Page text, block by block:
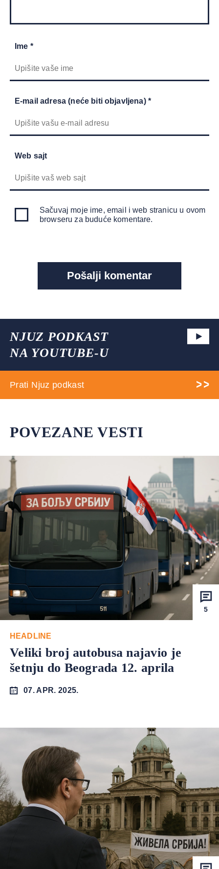
Ime *
E-mail adresa (neće biti objavljena) *
Web sajt
Sačuvaj moje ime, email i web stranicu u ovom
browseru za buduće komentare.
NJUZ PODKAST
NA YOUTUBE-U
Prati Njuz podkast
POVEZANE VESTI
5
HEADLINE
Veliki broj autobusa najavio je
šetnju do Beograda 12. aprila
07. APR. 2025.